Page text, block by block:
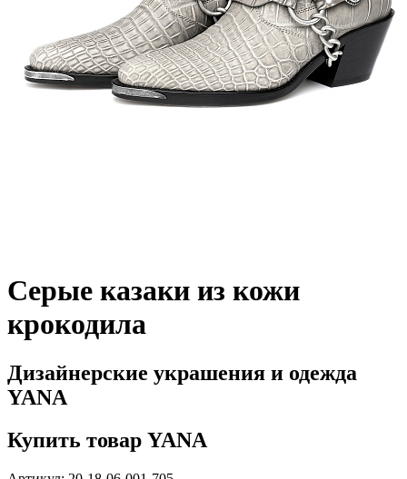
Серые казаки из кожи
крокодила
Дизайнерские украшения и одежда
YANA
Купить товар YANA